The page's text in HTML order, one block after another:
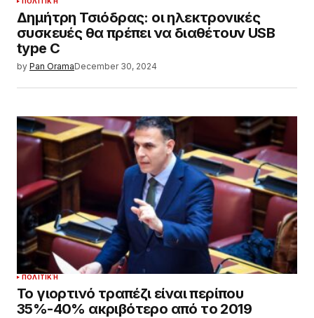
Δημήτρη Τσιόδρας: οι ηλεκτρονικές
συσκευές θα πρέπει να διαθέτουν USB
type C
by Pan OramaDecember 30, 2024
ΠΟΛΙΤΙΚΉ
Το γιορτινό τραπέζι είναι περίπου
35%-40% ακριβότερο από το 2019